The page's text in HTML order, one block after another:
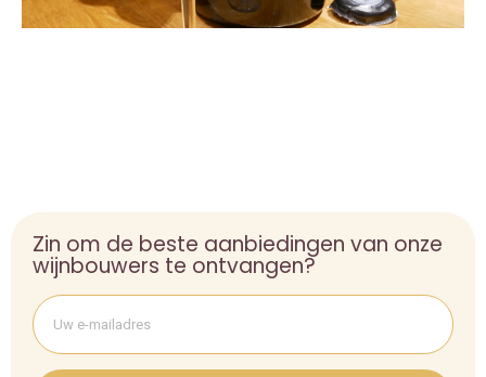
Zin om de beste aanbiedingen van onze
wijnbouwers te ontvangen?